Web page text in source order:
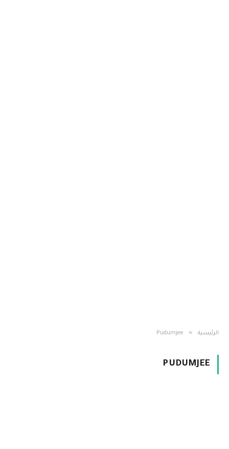
الرئيسية »
Pudumjee
PUDUMJEE